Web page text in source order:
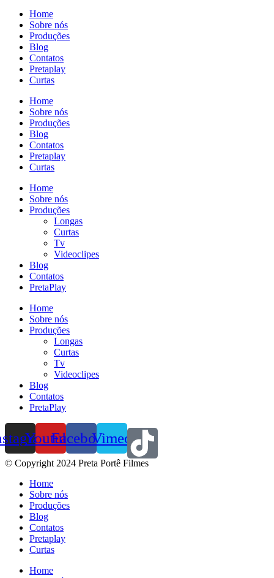
Home
Sobre nós
Produções
Blog
Contatos
Pretaplay
Curtas
Home
Sobre nós
Produções
Blog
Contatos
Pretaplay
Curtas
Home
Sobre nós
Produções
Longas
Curtas
Tv
Videoclipes
Blog
Contatos
PretaPlay
Home
Sobre nós
Produções
Longas
Curtas
Tv
Videoclipes
Blog
Contatos
PretaPlay
YoutubeFacebook
Vimeo
© Copyright 2024 Preta Portê Filmes
Home
Sobre nós
Produções
Blog
Contatos
Pretaplay
Curtas
Home